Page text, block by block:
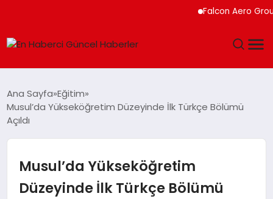
Falcon Aero Group,
SPOR
Ana Sayfa Eğitim
Musul’da Yükseköğretim Düzeyinde İlk Türkçe Bölümü
Açıldı
Musul’da Yükseköğretim
Düzeyinde İlk Türkçe Bölümü